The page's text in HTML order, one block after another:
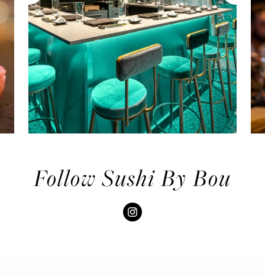
Follow Sushi By Bou